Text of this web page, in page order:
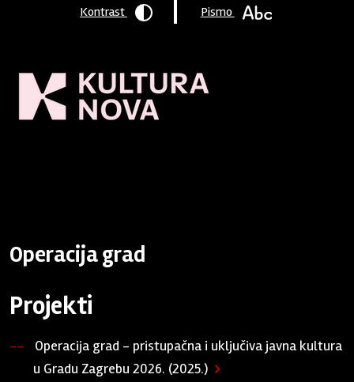
Operacija grad
Projekti
Operacija grad - pristupačna i uključiva javna kultura
u Gradu Zagrebu 2026. (2025.)
Kontrast Pismo